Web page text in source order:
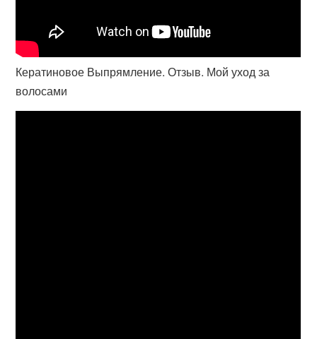
Кератиновое Выпрямление. Отзыв. Мой уход за
волосами